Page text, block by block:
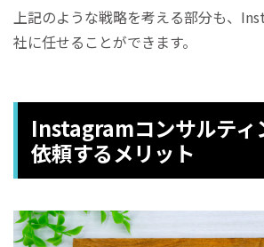
上記のような戦略を考える部分も、
社に任せることができます。
Instagramコンサルティ
依頼するメリット